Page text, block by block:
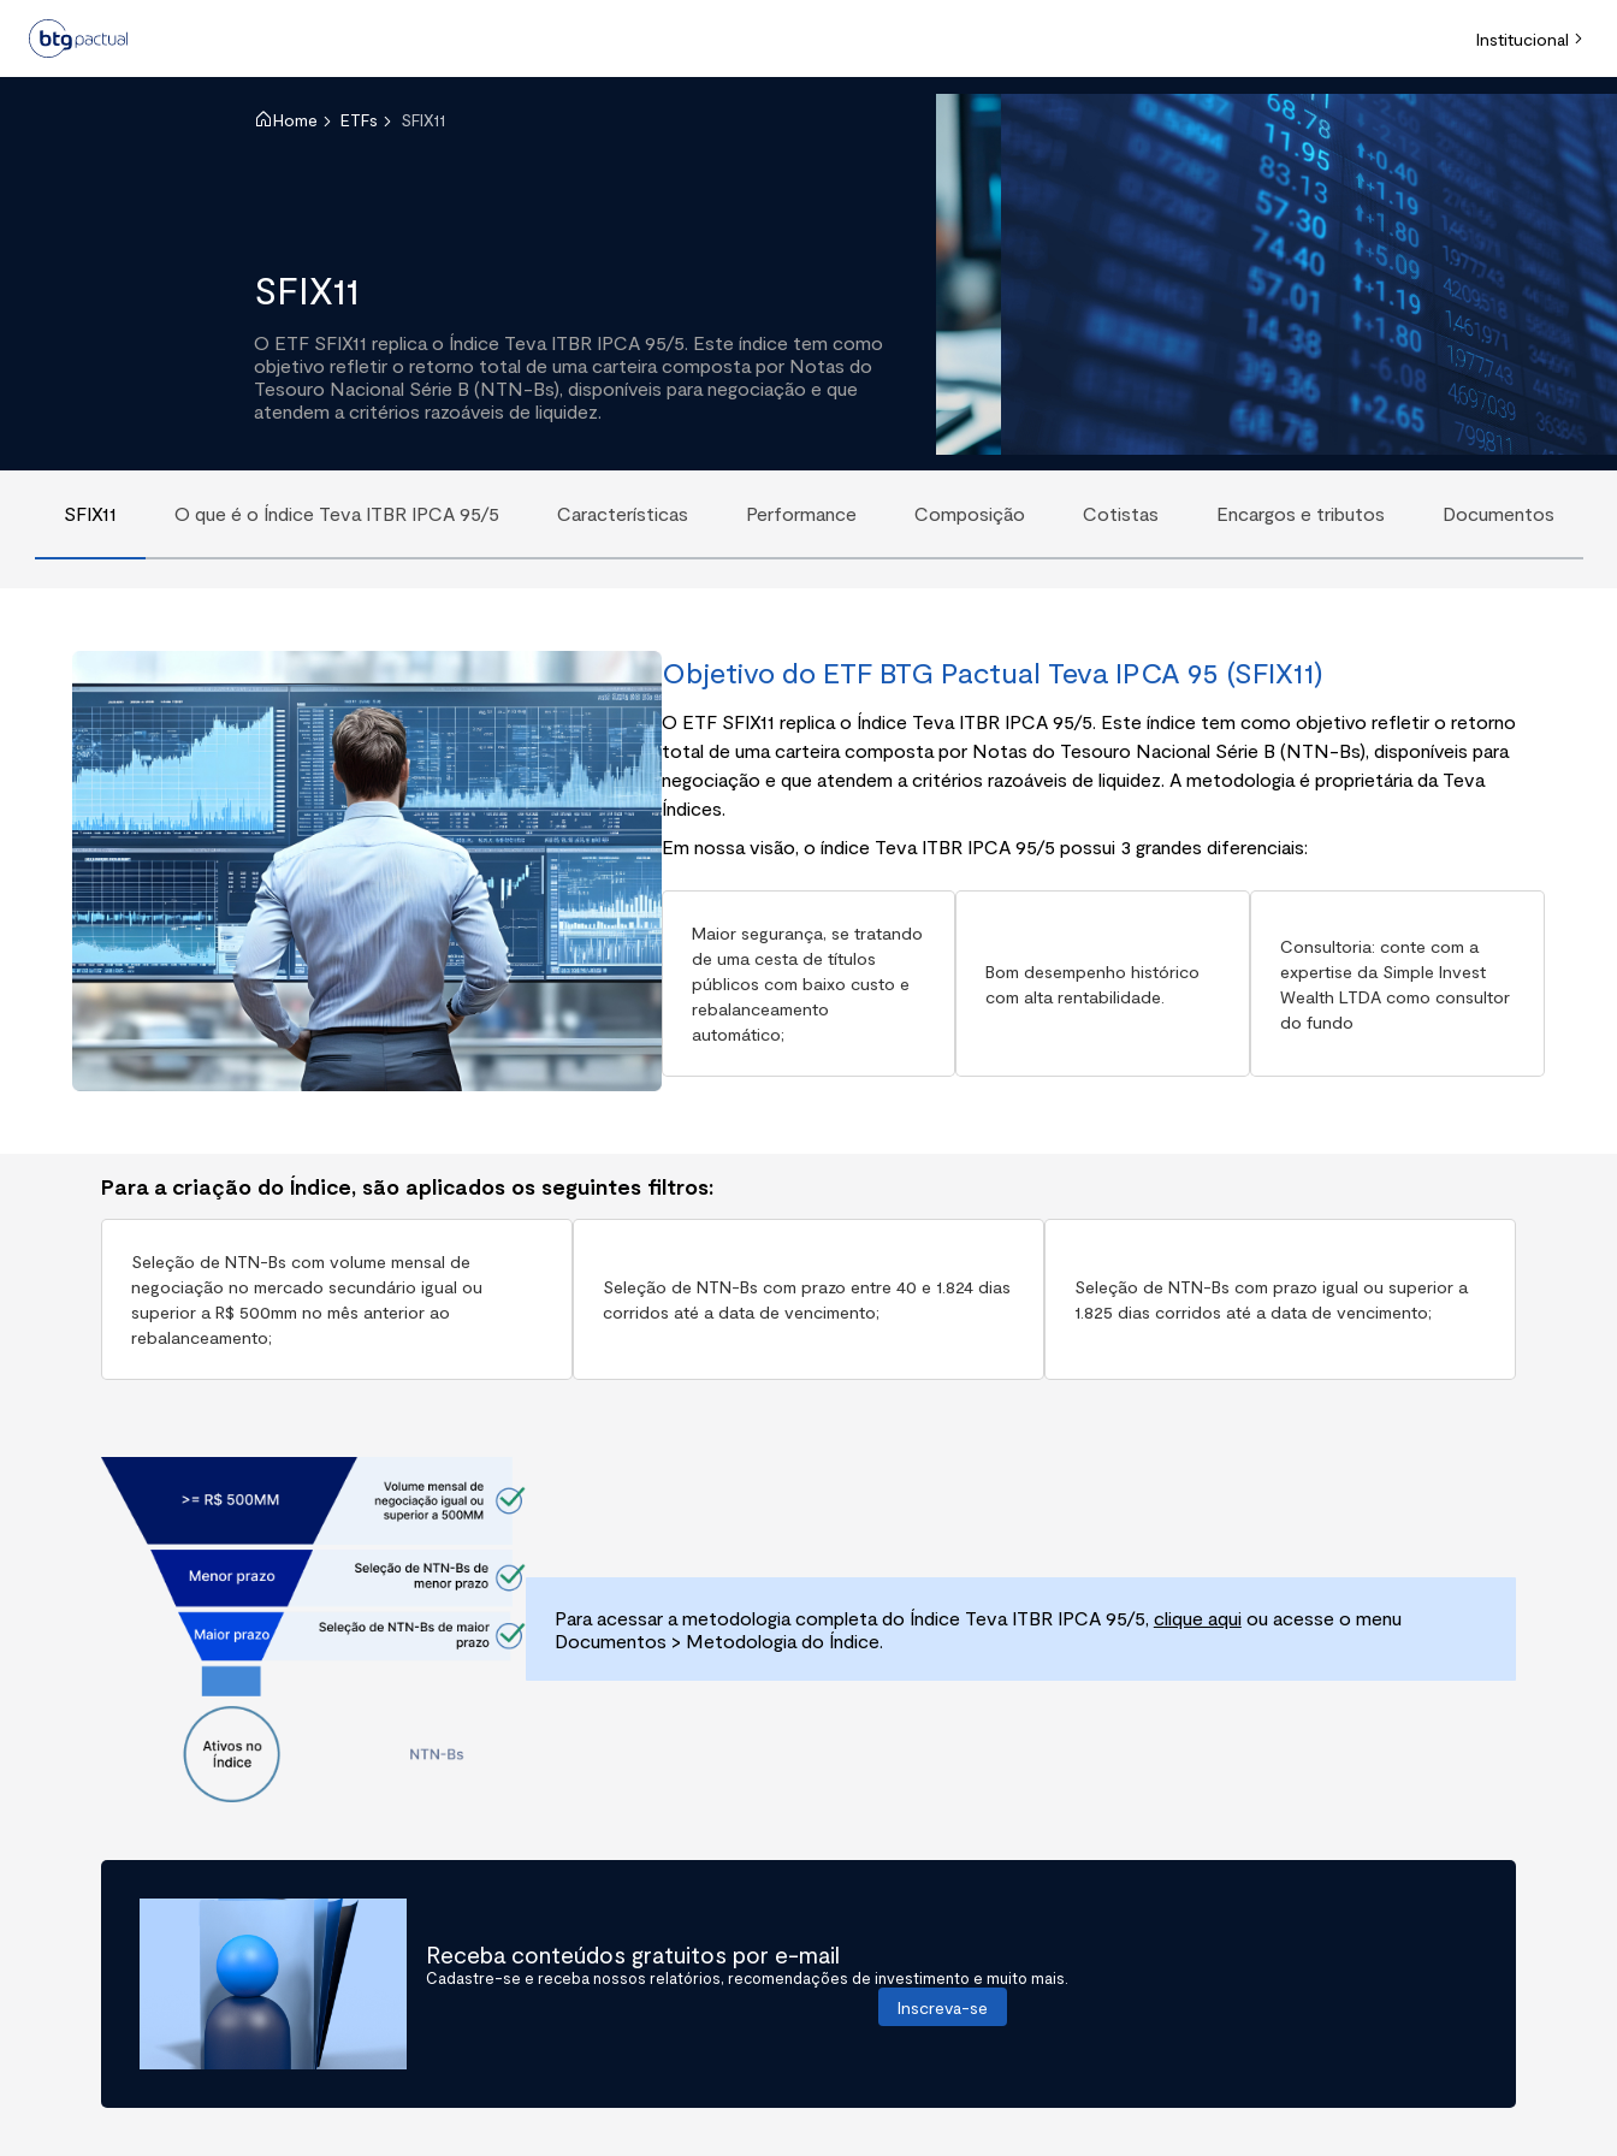
Institucional
Home ETFs SFIX11
SFIX11
O ETF SFIX11 replica o Índice Teva ITBR IPCA 95/5. Este índice tem como
objetivo refletir o retorno total de uma carteira composta por Notas do
Tesouro Nacional Série B (NTN-Bs), disponíveis para negociação e que
atendem a critérios razoáveis de liquidez.
SFIX11 O que é o Índice Teva ITBR IPCA 95/5 Características Performance Composição Cotistas Encargos e tributos Documentos
Objetivo do ETF BTG Pactual Teva IPCA 95 (SFIX11)
O ETF SFIX11 replica o Índice Teva ITBR IPCA 95/5. Este índice tem como objetivo refletir o retorno
total de uma carteira composta por Notas do Tesouro Nacional Série B (NTN-Bs), disponíveis para
negociação e que atendem a critérios razoáveis de liquidez. A metodologia é proprietária da Teva
Índices.
Em nossa visão, o índice Teva ITBR IPCA 95/5 possui 3 grandes diferenciais:
Maior segurança, se tratando
de uma cesta de títulos
públicos com baixo custo e
rebalanceamento
automático;
Bom desempenho histórico
com alta rentabilidade.
Consultoria: conte com a
expertise da Simple Invest
Wealth LTDA como consultor
do fundo
Para a criação do Índice, são aplicados os seguintes filtros:
Seleção de NTN-Bs com volume mensal de
negociação no mercado secundário igual ou
superior a R$ 500mm no mês anterior ao
rebalanceamento;
Seleção de NTN-Bs com prazo entre 40 e 1.824 dias
corridos até a data de vencimento;
Seleção de NTN-Bs com prazo igual ou superior a
1.825 dias corridos até a data de vencimento;
Para acessar a metodologia completa do Índice Teva ITBR IPCA 95/5, clique aquiou acesse o menu
Documentos > Metodologia do Índice.
Receba conteúdos gratuitos por e-mail
Cadastre-se e receba nossos relatórios, recomendações de investimento e muito mais.
Inscreva-se